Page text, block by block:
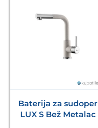
Baterija za sudoper
LUX S Bež Metalac